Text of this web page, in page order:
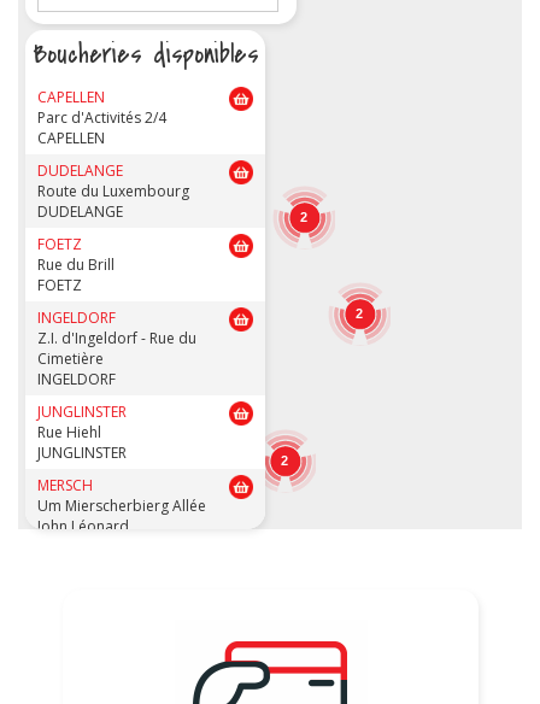
Boucheries disponibles
CAPELLEN
Parc d'Activités 2/4
CAPELLEN
DUDELANGE
Route du Luxembourg
DUDELANGE
FOETZ
Rue du Brill
FOETZ
INGELDORF
Z.I. d'Ingeldorf - Rue du
Cimetière
INGELDORF
JUNGLINSTER
Rue Hiehl
JUNGLINSTER
MERSCH
Um Mierscherbierg Allée
John Léonard
Rue du Luxembourg Op der
2
2
2